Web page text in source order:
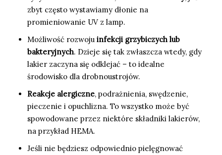
zbyt często wystawiamy dłonie na
promieniowanie UV z lamp.
Możliwość rozwoju infekcji grzybiczych lub
bakteryjnych. Dzieje się tak zwłaszcza wtedy, gdy
lakier zaczyna się odklejać – to idealne
środowisko dla drobnoustrojów.
Reakcje alergiczne, podrażnienia, swędzenie,
pieczenie i opuchlizna. To wszystko może być
spowodowane przez niektóre składniki lakierów,
na przykład HEMA.
Jeśli nie będziesz odpowiednio pielęgnować